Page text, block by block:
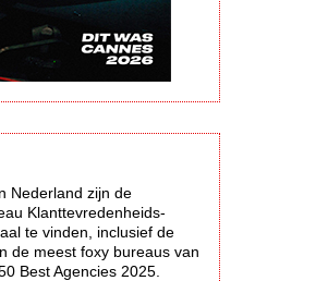
Nederland zijn de
Klanttevredenheids-
te vinden, inclusief de
de meest foxy bureaus van
Best Agencies 2025.